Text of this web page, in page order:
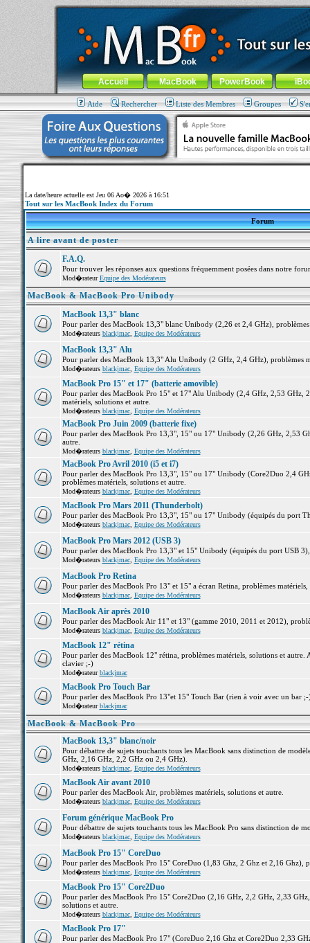
MacBook-fr.com : 100% Apple... 100% nomade !
Aller au contenu-Aller au menu général-Aller au menu de
Menu général
Accueil MacBook PowerBook
Aide Rechercher Liste des Membres Groupes
La date/heure actuelle est Jeu 06 Ao� 2026 à 16:51
Tout sur les MacBook Index du Forum
Forum
A lire avant de poster
F.A.Q.
Pour trouver les réponses aux questions fréquemment posées dans notre
Mod�rateurEquipe des Modérateurs
MacBook & MacBook Pro Unibody
MacBook 13,3" blanc
Pour parler des MacBook 13,3" blanc Unibody (2,26 et 2,4 GHz),
Mod�rateurs blackjmac, Equipe des Modérateurs
MacBook 13,3" Alu
Pour parler des MacBook 13,3" Alu Unibody (2 GHz, 2,4 GHz), problèmes
Mod�rateurs blackjmac, Equipe des Modérateurs
MacBook Pro 15" et 17" (batterie amovible)
Pour parler des MacBook Pro 15" et 17" Alu Unibody (2,4 GHz, 2,53 GHz,
matériels, solutions et autre.
Mod�rateurs blackjmac, Equipe des Modérateurs
MacBook Pro Juin 2009 (batterie fixe)
Pour parler des MacBook Pro 13,3", 15" ou 17" Unibody (2,26 GHz, 2,53
autre.
Mod�rateurs blackjmac, Equipe des Modérateurs
MacBook Pro Avril 2010 (i5 et i7)
Pour parler des MacBook Pro 13,3", 15" ou 17" Unibody (Core2Duo 2,4
problèmes matériels, solutions et autre.
Mod�rateurs blackjmac, Equipe des Modérateurs
MacBook Pro Mars 2011 (Thunderbolt)
Pour parler des MacBook Pro 13,3", 15" ou 17" Unibody (équipés du port
Mod�rateurs blackjmac, Equipe des Modérateurs
MacBook Pro Mars 2012 (USB 3)
Pour parler des MacBook Pro 13,3" et 15" Unibody (équipés du port USB
Mod�rateurs blackjmac, Equipe des Modérateurs
MacBook Pro Retina
Pour parler des MacBook Pro 13" et 15" a écran Retina, problèmes matériels,
Mod�rateurs blackjmac, Equipe des Modérateurs
MacBook Air après 2010
Pour parler des MacBook Air 11" et 13" (gamme 2010, 2011 et 2012),
Mod�rateurs blackjmac, Equipe des Modérateurs
MacBook 12" rétina
Pour parler des MacBook 12" rétina, problèmes matériels, solutions et
clavier ;-)
Mod�rateurblackjmac
MacBook Pro Touch Bar
Pour parler des MacBook Pro 13"et 15" Touch Bar (rien à voir avec un bar
Mod�rateurblackjmac
MacBook & MacBook Pro
MacBook 13,3" blanc/noir
Pour débattre de sujets touchants tous les MacBook sans distinction de
GHz, 2,16 GHz, 2,2 GHz ou 2,4 GHz).
Mod�rateurs blackjmac, Equipe des Modérateurs
MacBook Air avant 2010
Pour parler des MacBook Air, problèmes matériels, solutions et autre.
Mod�rateurs blackjmac, Equipe des Modérateurs
Forum générique MacBook Pro
Pour débattre de sujets touchants tous les MacBook Pro sans distinction de
Mod�rateurs blackjmac, Equipe des Modérateurs
MacBook Pro 15" CoreDuo
Pour parler des MacBook Pro 15" CoreDuo (1,83 Ghz, 2 Ghz et 2,16 Ghz),
Mod�rateurs blackjmac, Equipe des Modérateurs
MacBook Pro 15" Core2Duo
Pour parler des MacBook Pro 15" Core2Duo (2,16 GHz, 2,2 GHz, 2,33
solutions et autre.
Mod�rateurs blackjmac, Equipe des Modérateurs
MacBook Pro 17"
Pour parler des MacBook Pro 17" (CoreDuo 2,16 Ghz et Core2Duo 2,33